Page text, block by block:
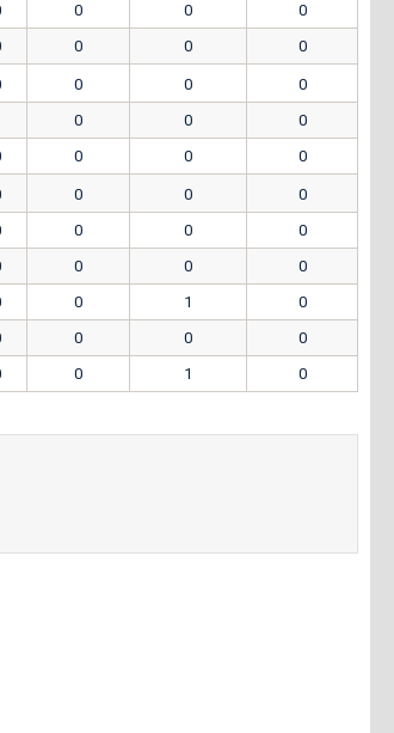
0 0
0
0 0 0
0 0
0
0 0
0
0 0 0
0 0
0
0 0
0
0 0
0
0 1
0
0 0
0
0 1 0